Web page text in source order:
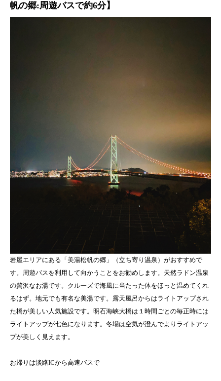
帆の郷:周遊バスで約6分】
岩屋エリアにある「美湯松帆の郷」（立ち寄り温泉）がおすすめで
す。周遊バスを利用して向かうことをお勧めします。天然ラドン温泉
の贅沢なお湯です。クルーズで海風に当たった体をほっと温めてくれ
るはず。地元でも有名な美湯です。露天風呂からはライトアップされ
た橋が美しい人気施設です。明石海峡大橋は１時間ごとの毎正時には
ライトアップが七色になります。冬場は空気が澄んでよりライトアッ
プが美しく見えます。
お帰りは淡路ICから高速バスで